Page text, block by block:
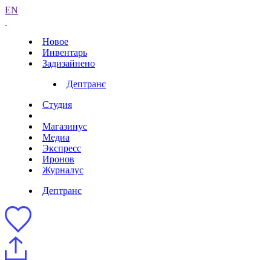
EN
Новое
Инвентарь
Задизайнено
Дептранс
Студия
Магазинус
Медиа
Экспресс
Иронов
Журналус
Дептранс